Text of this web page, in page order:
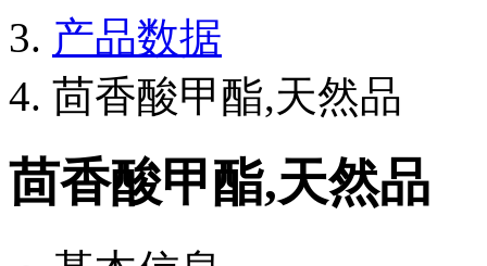
产品数据
茴香酸甲酯,天然品
茴香酸甲酯,天然品